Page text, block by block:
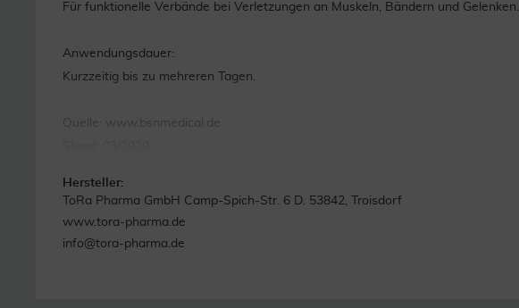
Für funktionelle Verbände bei Verletzungen an Muskeln, Bändern und Gelenken.
Anwendungsdauer:
Kurzzeitig bis zu mehreren Tagen.
Quelle: www.bsnmedical.de
Hersteller:
ToRa Pharma GmbH Camp-Spich-Str. 6 D. 53842, Troisdorf
www.tora-pharma.de
info@tora-pharma.de